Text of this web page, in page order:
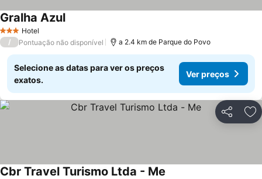
3 EstrelasHotel
Gralha Azul
/ Pontuação não disponível a 2.4 km de Parque do Povo
Selecione as datas para ver os preços
exatos.
Ver preços
Partilhar
Cbr Travel Turismo Ltda - Me